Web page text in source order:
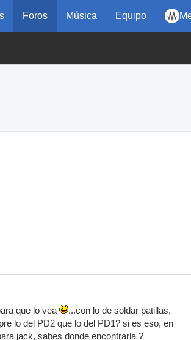
Foros Música Equipo
que lo vea
...con lo de soldar patillas,
lo del PD2 que lo del PD1? si es eso, en
jack, sabes donde encontrarla ?